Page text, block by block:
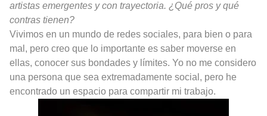
artistas emergentes y con trayectoria. ¿Qué pros y qué
contras tienen?
Vivimos en un mundo de redes sociales, para bien o para
mal, pero creo que lo importante es saber moverse en
ellas, conocer sus bondades y límites. Yo no me considero
una persona que sea extremadamente social, pero he
encontrado un espacio para compartir mi trabajo.